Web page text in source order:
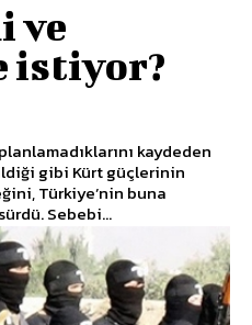
ve
istiyor?
kaydeden
gibi Kürt güçlerinin
Türkiye’nin buna
Sebebi...